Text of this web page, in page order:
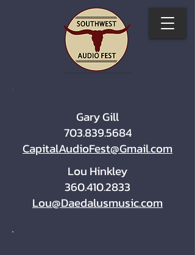
Gary Gill
703.839.5684
CapitalAudioFest@Gmail.com
Lou Hinkley
360.410.2833
Lou@Daedalusmusic.com